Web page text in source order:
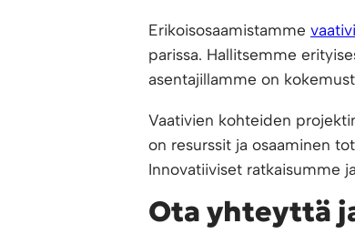
Erikoisosaamistamme
parissa. Hallitsemme
asentajillamme on
Vaativien kohteiden
on resurssit ja osaaminen
Innovatiiviset ratkaisumme
Ota yhteyttä